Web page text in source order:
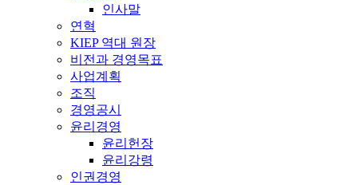
인사말
연혁
KIEP 역대 원장
비전과 경영목표
사업계획
조직
경영공시
윤리경영
윤리헌장
윤리강령
인권경영